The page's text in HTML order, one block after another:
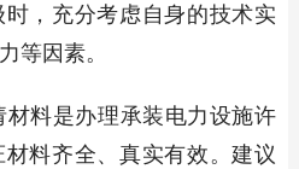
，充分考虑自身的技术实
等因素。
料是办理承装电力设施许
料齐全、真实有效。建议